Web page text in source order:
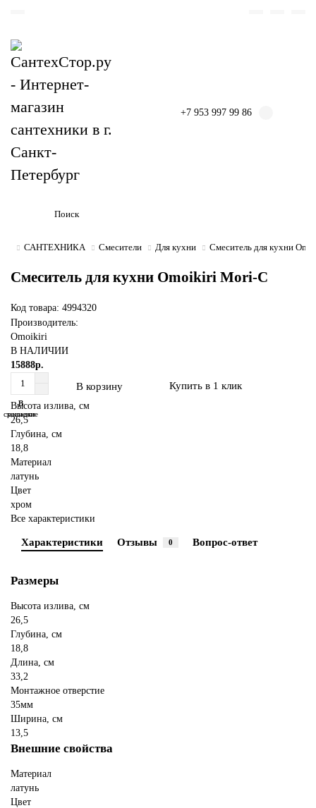
+7 953 997 99 86
САНТЕХНИКА Смесители Для кухни Смеситель для кухни
Смеситель для кухни Omoikiri Mori-C
Код товара: 4994320
Производитель:
Omoikiri
В НАЛИЧИИ
15888р.
В корзину Купить в 1 клик
В
закладки
В
сравнение
Высота излива, см
26,5
Глубина, см
18,8
Материал
латунь
Цвет
хром
Все характеристики
Характеристики Отзывы 0 Вопрос-ответ
Размеры
Высота излива, см
26,5
Глубина, см
18,8
Длина, см
33,2
Монтажное отверстие
35мм
Ширина, см
13,5
Внешние свойства
Материал
латунь
Цвет